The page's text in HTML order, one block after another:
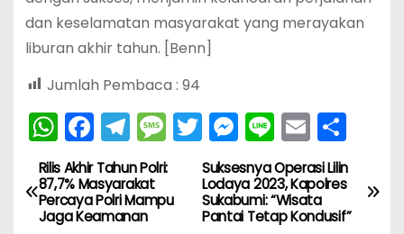
dan keselamatan masyarakat yang merayakan
liburan akhir tahun. [Benn]
Jumlah Pembaca : 94
W
h
a
ts
F
a
c
e
T
el
e
gr
M
e
s
s
T
w
itt
er
M
e
s
s
Li
n
e
E
m
ai
l
S
h
ar
e
N
a
Suksesnya Operasi Lilin
Lodaya 2023, Kapolres
Sukabumi: “Wisata
Pantai Tetap Kondusif”
Rilis Akhir Tahun Polri:
87,7% Masyarakat
Percaya Polri Mampu
Jaga Keamanan